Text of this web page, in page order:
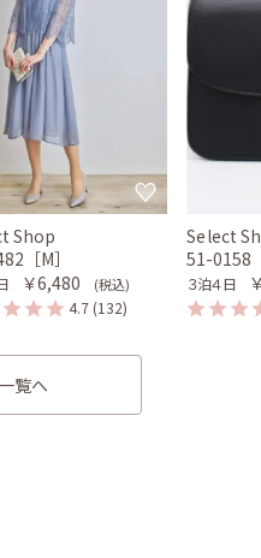
Shop
［M］
￥6,480 (税込)
4.7 (132)
Select
51-0158
３泊４日
覧へ